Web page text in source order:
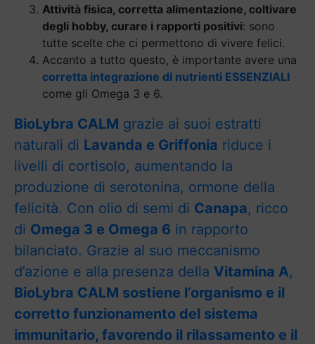
Attività fisica, corretta alimentazione, coltivare
degli hobby, curare i rapporti positivi: sono
tutte scelte che ci permettono di vivere felici.
Accanto a tutto questo, è importante avere una
corretta integrazione di nutrienti ESSENZIALI
come gli Omega 3 e 6.
BioLybra CALM grazie ai suoi estratti
naturali di Lavanda e Griffonia riduce i
livelli di cortisolo, aumentando la
produzione di serotonina, ormone della
felicità. Con olio di semi di Canapa, ricco
di Omega 3 e Omega 6 in rapporto
bilanciato. Grazie al suo meccanismo
d’azione e alla presenza della Vitamina A,
BioLybra CALM sostiene l’organismo e il
corretto funzionamento del sistema
immunitario, favorendo il rilassamento e il